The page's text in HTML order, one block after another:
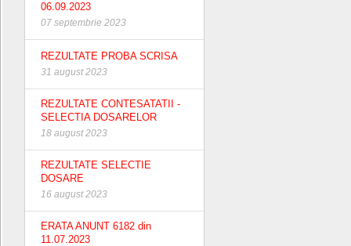
06.09.2023
07 septembrie 2023
REZULTATE PROBA SCRISA
31 august 2023
REZULTATE CONTESATATII -
SELECTIA DOSARELOR
18 august 2023
REZULTATE SELECTIE
DOSARE
16 august 2023
ERATA ANUNT 6182 din
11.07.2023